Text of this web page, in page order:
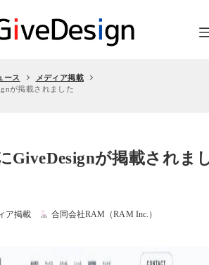
ース
メディア掲載
が掲載されました
GiveDesignが掲載されま
ア掲載 合同会社RAM（RAM Inc.）